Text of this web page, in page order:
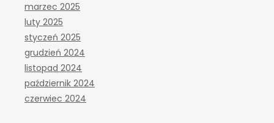
marzec 2025
luty 2025
styczeń 2025
grudzień 2024
listopad 2024
październik 2024
czerwiec 2024